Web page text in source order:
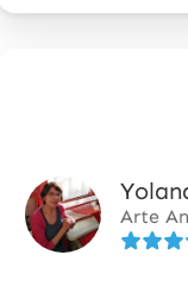
Arte
5
de
5